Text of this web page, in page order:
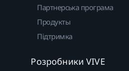
Партнерська програма
Продукты
Підтримка
Розробники VIVE